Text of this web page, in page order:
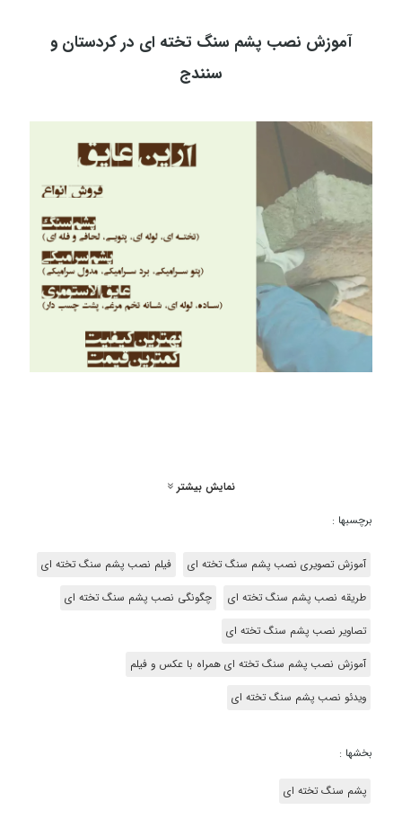
آموزش نصب پشم سنگ تخته ای در کردستان و
سنندج
نمایش بیشتر
برچسبها :
آموزش تصویری نصب پشم سنگ تخته ای فیلم نصب پشم سنگ تخته ای
طریقه نصب پشم سنگ تخته ای چگونگی نصب پشم سنگ تخته ای
تصاویر نصب پشم سنگ تخته ای
آموزش نصب پشم سنگ تخته ای همراه با عکس و فیلم
ویدئو نصب پشم سنگ تخته ای
بخشها :
پشم سنگ تخته ای